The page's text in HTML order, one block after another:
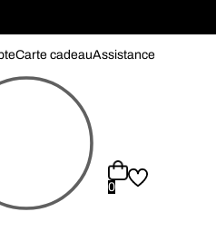
Carte cadeauAssistance
0